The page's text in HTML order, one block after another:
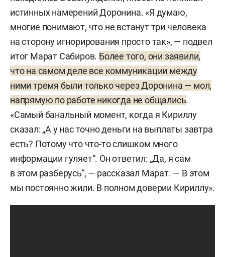
истинных намерений Доронина. «Я думаю,
многие понимают, что не встанут три человека
на сторону игнорирования просто так», — подвел
итог Марат Сабиров. Более того, они заявили,
что на самом деле все коммуникации между
ними тремя были только через Доронина — мол,
напрямую по работе никогда не общались.
«Самый банальный момент, когда я Кириллу
сказал: „А у нас точно деньги на выплаты завтра
есть? Потому что что-то слишком много
информации гуляет“. Он ответил: „Да, я сам
в этом разберусь“, — рассказал Марат. — В этом
мы постоянно жили. В полном доверии Кириллу».